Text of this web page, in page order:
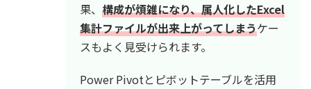
果、 構成が煩雑になり、属人化したExcel
集計ファイルが出来上がってしまうケー
スもよく見受けられます。
Power Pivotとピボットテーブルを活用